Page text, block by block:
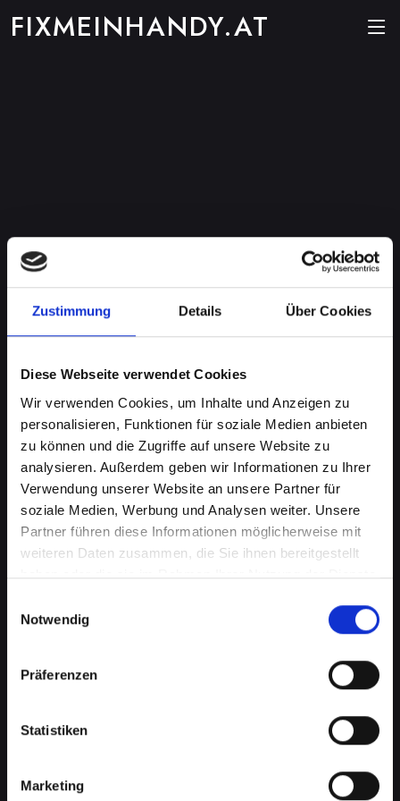
Zustimmung Details Über Cookies
Diese Webseite verwendet Cookies
Wir verwenden Cookies, um Inhalte und Anzeigen zu
personalisieren, Funktionen für soziale Medien anbieten
zu können und die Zugriffe auf unsere Website zu
analysieren. Außerdem geben wir Informationen zu Ihrer
Verwendung unserer Website an unsere Partner für
soziale Medien, Werbung und Analysen weiter. Unsere
Partner führen diese Informationen möglicherweise mit
weiteren Daten zusammen, die Sie ihnen bereitgestellt
haben oder die sie im Rahmen Ihrer Nutzung der Dienste
Notwendig
Präferenzen
Statistiken
Marketing
FIXMEINHANDY.AT
Wasserschaden am IPHONE-XS-
MAX in Bad-radkersburg? Wir
bieten schnelle Hilfe
Wasserschäden können Ihr IPHONE-XS-MAX
verheerend beeinflussen. Feuchtigkeit kann
nicht nur die interne Elektronik beschädigen,
sondern auch Korrosion und Schimmel
verursachen, die mit der Zeit noch schlimmere